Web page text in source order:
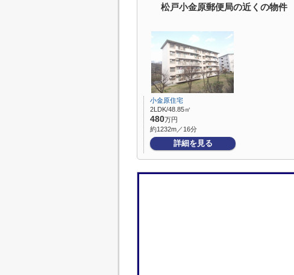
松戸小金原郵便局の近くの物件
小金原住宅
2LDK/48.85㎡
480万円
約1232m／16分
詳細を見る